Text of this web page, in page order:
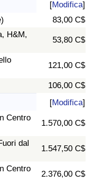
[Modifica]
83,00 C$
H&M,
53,80 C$
121,00 C$
106,00 C$
[Modifica]
Centro
1.570,00 C$
dal
1.547,50 C$
Centro
2.376,00 C$